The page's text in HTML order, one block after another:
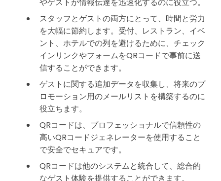
やゲストが情報伝達を迅速化するのに役立つ。
スタッフとゲストの両方にとって、時間と労力
を大幅に節約します。受付、レストラン、イベ
ント、ホテルでの列を避けるために、チェック
インリンクやフォームをQRコードで事前に送
信することができます。
ゲストに関する追加データを収集し、将来のプ
ロモーション用のメールリストを構築するのに
役立ちます。
QRコードは、プロフェッショナルで信頼性の
高いQRコードジェネレーターを使用すること
で安全でセキュアです。
QRコードは他のシステムと統合して、総合的
なゲスト体験を提供することができます。